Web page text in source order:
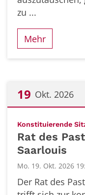
zu ...
Mehr
19 Okt. 2026
Konstituierende
Rat des
Saarlouis
Mo. 19. Okt. 2026
Der Rat des